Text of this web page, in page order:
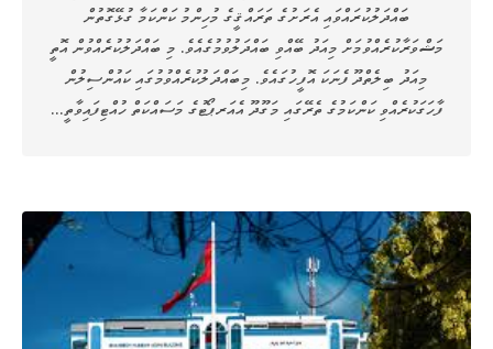
ބައްދަލުކުރައްވައި އެރަށުގެ ތަރައްޤީގެ މުހިންމު ކަންކަމާ ގުޅޭގޮތުން
މަޝްވަރާކުރެއްވުމަށް މިއަދު ބޭއްވި ބައްދަލުވުމުގެއެވެ. މި ބައްދަލުކުރެއްވުން އޮތީ
މިއަދު ބިލެތްދޫ ފެނަކަ އޮފީހުގައެވެ. މިބައްދަލުކުރެއްވުމުގައި ކައުންސިލުން
ފާހަގަކުރެއްވި ކަންކަމުގެ ތެރޭގައި މަގޫދޫ އެއަރޕޯޓުގެ މަސައްކަތް ހުއްޓިފައިވާތީ…